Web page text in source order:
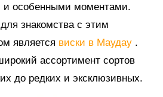
и особенными моментами.
знакомства с этим
является виски в Маудау .
ассортимент сортов
до редких и эксклюзивных.